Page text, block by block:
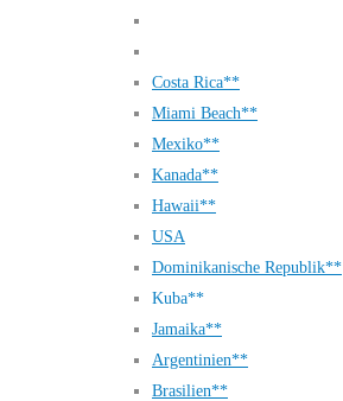
Costa Rica**
Miami Beach**
Mexiko**
Kanada**
Hawaii**
USA
Dominikanische Republik**
Kuba**
Jamaika**
Argentinien**
Brasilien**